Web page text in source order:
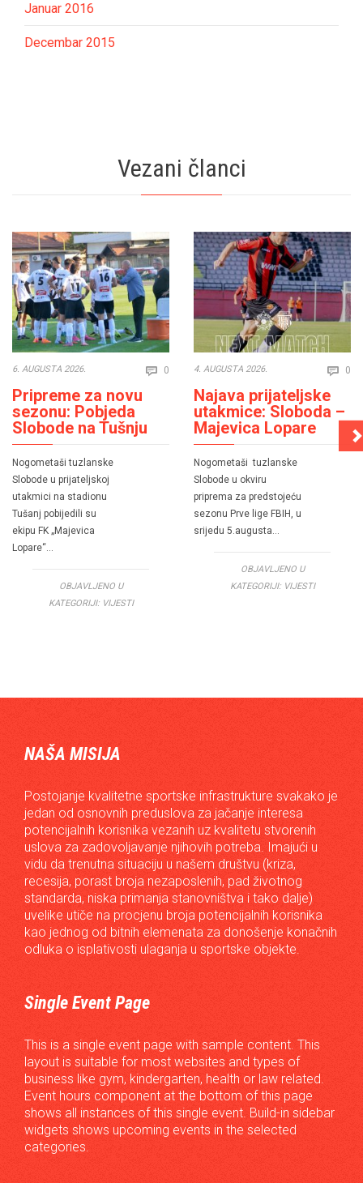
Januar 2016
Decembar 2015
Vezani članci
6. AUGUSTA 2026.  0 Comments
Pripreme za novu
sezonu: Pobjeda
Slobode na Tušnju
Nogometaši tuzlanske
Slobode u prijateljskoj
utakmici na stadionu
Tušanj pobijedili su
ekipu FK „Majevica
Lopare“…
OBJAVLJENO U
KATEGORIJI: VIJESTI
4. AUGUSTA 2026.  0
Najava prijateljske
utakmice: Sloboda –
Majevica Lopare
Nogometaši tuzlanske
Slobode u okviru
priprema za predstojeću
sezonu Prve lige FBIH, u
srijedu 5.augusta…
OBJAVLJENO U
KATEGORIJI: VIJESTI
NAŠA MISIJA
Postojanje kvalitetne sportske infrastrukture svakako je
jedan od osnovnih preduslova za jačanje interesa
potencijalnih korisnika vezanih uz kvalitetu stvorenih
uslova za zadovoljavanje njihovih potreba. Imajući u
vidu da trenutna situaciju u našem društvu (kriza,
recesija, porast broja nezaposlenih, pad životnog
standarda, niska primanja stanovništva i tako dalje)
uvelike utiče na procjenu broja potencijalnih korisnika
kao jednog od bitnih elemenata za donošenje konačnih
odluka o isplativosti ulaganja u sportske objekte.
Single Event Page
This is a single event page with sample content. This
layout is suitable for most websites and types of
business like gym, kindergarten, health or law related.
Event hours component at the bottom of this page
shows all instances of this single event. Build-in sidebar
widgets shows upcoming events in the selected
categories.